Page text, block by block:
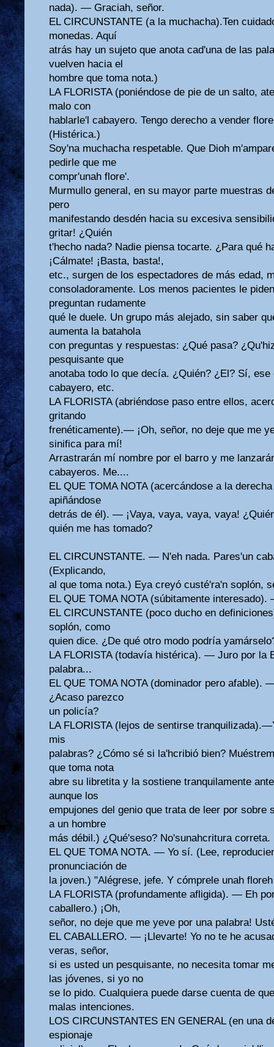
nada). — Graciah, señor.
EL CIRCUNSTANTE (a la muchacha).Ten
monedas. Aquí
atrás hay un sujeto que anota cad'una de las
vuelven hacia el
hombre que toma nota.)
LA FLORISTA (poniéndose de pie de un salto,
malo con
hablarle'l cabayero. Tengo derecho a vender
(Histérica.)
Soy'na muchacha respetable. Que Dioh
pedirle que me
compr'unah flore'.
Murmullo general, en su mayor parte muestras
pero
manifestando desdén hacia su excesiva
gritar! ¿Quién
t'hecho nada? Nadie piensa tocarte. ¿Para qué
¡Cálmate! ¡Basta, basta!,
etc., surgen de los espectadores de más edad,
consoladoramente. Los menos pacientes le
preguntan rudamente
qué le duele. Un grupo más alejado, sin saber
aumenta la batahola
con preguntas y respuestas: ¿Qué pasa?
pesquisante que
anotaba todo lo que decía. ¿Quién? ¿El? Sí,
cabayero, etc.
LA FLORISTA (abriéndose paso entre ellos,
gritando
frenéticamente).— ¡Oh, señor, no deje que me
sinifica para mí!
Arrastrarán mí nombre por el barro y me
cabayeros. Me....
EL QUE TOMA NOTA (acercándose a la
apiñándose
detrás de él). — ¡Vaya, vaya, vaya, vaya!
quién me has tomado?
EL CIRCUNSTANTE. — N'eh nada. Pares'un
(Explicando,
al que toma nota.) Eya creyó custé'ra'n soplón,
EL QUE TOMA NOTA (súbitamente
EL CIRCUNSTANTE (poco ducho en
soplón, como
quien dice. ¿De qué otro modo podría
LA FLORISTA (todavía histérica). — Juro por la
palabra...
EL QUE TOMA NOTA (dominador pero afable).
¿Acaso parezco
un policía?
LA FLORISTA (lejos de sentirse
mis
palabras? ¿Cómo sé si la'hcribió bien?
que toma nota
abre su libretita y la sostiene tranquilamente
aunque los
empujones del genio que trata de leer por sobre
a un hombre
más débil.) ¿Qué'seso? No'sunahcritura correta.
EL QUE TOMA NOTA. — Yo sí. (Lee,
pronunciación de
la joven.) "Alégrese, jefe. Y cómprele unah
LA FLORISTA (profundamente afligida). — Eh
caballero.) ¡Oh,
señor, no deje que me yeve por una palabra!
EL CABALLERO. — ¡Llevarte! Yo no te he
veras, señor,
si es usted un pesquisante, no necesita tomar
las jóvenes, si yo no
se lo pido. Cualquiera puede darse cuenta de
malas intenciones.
LOS CIRCUNSTANTES EN GENERAL (en una
espionaje